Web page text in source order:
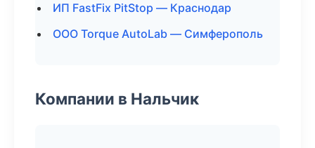
ИП FastFix PitStop — Краснодар
ООО Torque AutoLab — Симферополь
Компании в Нальчик